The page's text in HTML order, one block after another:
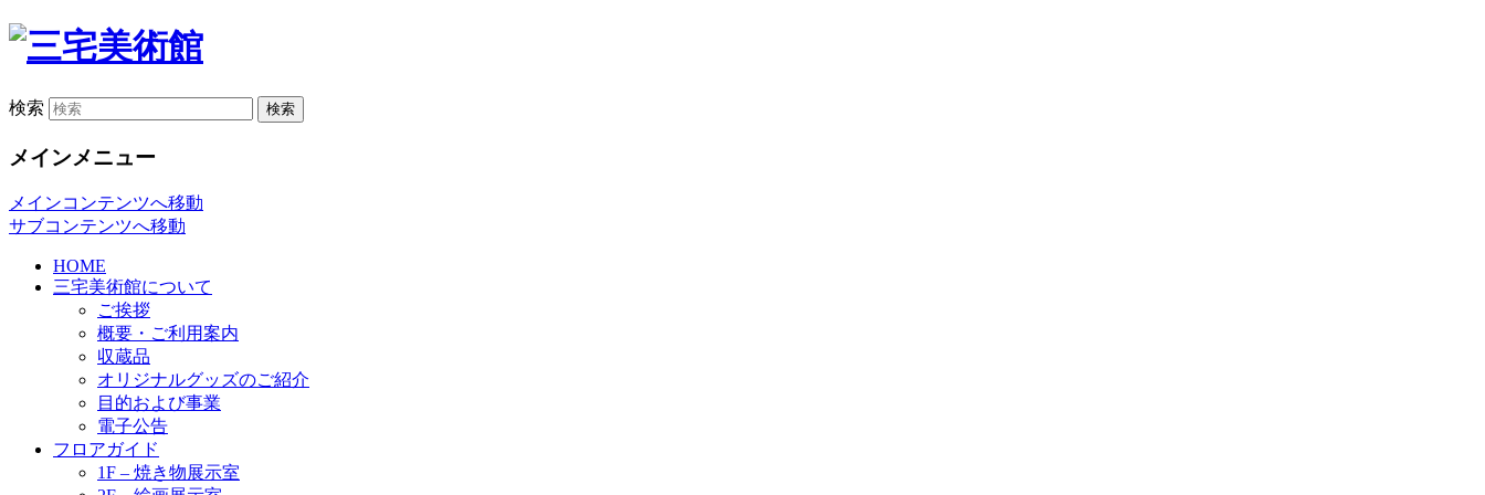
検索
メインメニュー
メインコンテンツへ移動
サブコンテンツへ移動
HOME
三宅美術館について
ご挨拶
概要・ご利用案内
収蔵品
オリジナルグッズのご紹介
目的および事業
電子公告
フロアガイド
1F – 焼き物展示室